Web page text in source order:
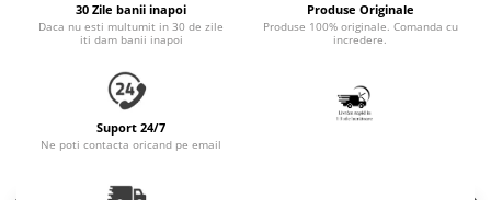
Dresaj & Sport30 Zile banii inapoi
Daca nu esti multumit in 30 de zile
iti dam banii inapoi
Produse Originale
Produse 100% originale. Comanda cu
incredere.
Suport 24/7
Ne poti contacta oricand pe email